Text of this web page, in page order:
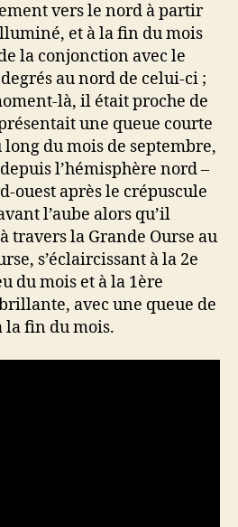
vers le nord à partir
et à la fin du mois
la conjonction avec le
au nord de celui-ci ;
là, il était proche de
une queue courte
du mois de septembre,
l’hémisphère nord –
ouest après le crépuscule
l’aube alors qu’il
travers la Grande Ourse au
s’éclaircissant à la 2e
du mois et à la 1ère
avec une queue de
la fin du mois.